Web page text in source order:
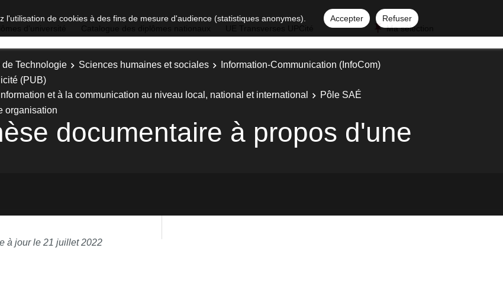
de cookies à des fins de mesure d'audience (statistiques anonymes). Accepter
Refuser
Ma sélection
Technologie Sciences humaines et sociales
Information-Communication (InfoCom)
(PUB)
et à la communication au niveau local, national et international
Pôle SAÉ
organisation
documentaire à propos d'une
à jour le 21 juillet 2022